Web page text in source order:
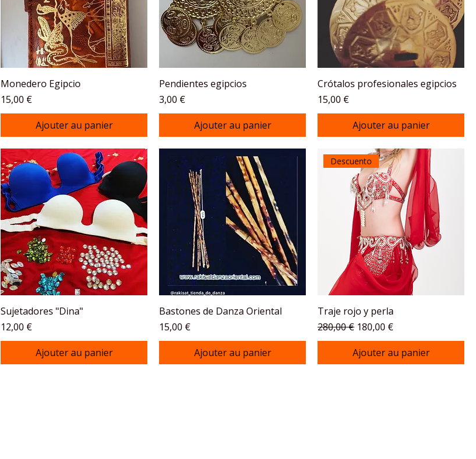
Monedero Egipcio
Prix
15,00 €
Ajouter au panier
Pendientes egipcios
Prix
3,00 €
Ajouter au panier
Crótalos profesionales egipcios
Prix
15,00 €
Ajouter au panier
Sujetadores "Dina"
Prix
12,00 €
Ajouter au panier
Bastones de Danza Oriental
Prix
15,00 €
Ajouter au panier
Descuento
Traje rojo y perla
Prix original
280,00 € Prix promotionnel
180,00 €
Ajouter au panier